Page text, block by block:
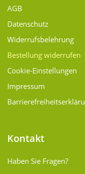
AGB
Datenschutz
Widerrufsbelehrung
Bestellung widerrufen
Cookie-Einstellungen
Impressum
Kontakt
Haben Sie Fragen?